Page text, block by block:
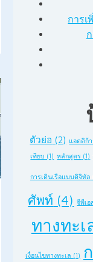
การ
ตัวย่อ (2) แอตติก้
เทียบ (1) หลักสูตร (1)
การเดินเรือแบบดิจิทัล
ศัพท์ (4) จีพีเอ
ทางทะเ
เงื่อนไขทางทะเล (1)